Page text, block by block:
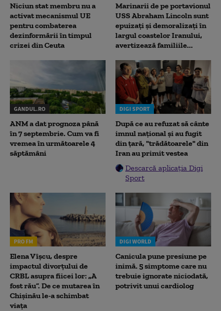
Niciun stat membru nu a
activat mecanismul UE
pentru combaterea
dezinformării în timpul
crizei din Ceuta
Marinarii de pe portavionul
USS Abraham Lincoln sunt
epuizați și demoralizați în
largul coastelor Iranului,
avertizează familiile...
GANDUL.RO
ANM a dat prognoza până
în 7 septembrie. Cum va fi
vremea în următoarele 4
săptămâni
DIGI SPORT
După ce au refuzat să cânte
imnul naţional şi au fugit
din ţară, "trădătoarele" din
Iran au primit vestea
Descarcă aplicația Digi
Sport
PRO FM
Elena Vîșcu, despre
impactul divorțului de
CRBL asupra fiicei lor: „A
fost rău”. De ce mutarea în
Chișinău le-a schimbat
viața
DIGI WORLD
Canicula pune presiune pe
inimă. 5 simptome care nu
trebuie ignorate niciodată,
potrivit unui cardiolog